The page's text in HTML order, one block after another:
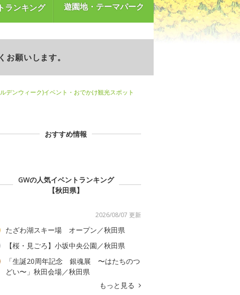
ランキング 遊園地・テーマパーク
願いします。
デンウィーク)イベント・おでかけ観光スポット
おすすめ情報
GWの人気イベントランキング
【秋田県】
2026/08/07 更新
たざわ湖スキー場 オープン／秋田県
【桜・見ごろ】小坂中央公園／秋田県
「生誕20周年記念 銀魂展 〜はたちのつ
どい〜」秋田会場／秋田県
もっと見る